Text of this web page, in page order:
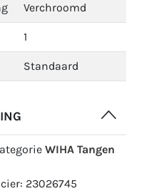
Verchroomd
1
Standaard
WIHA Tangen
23026745